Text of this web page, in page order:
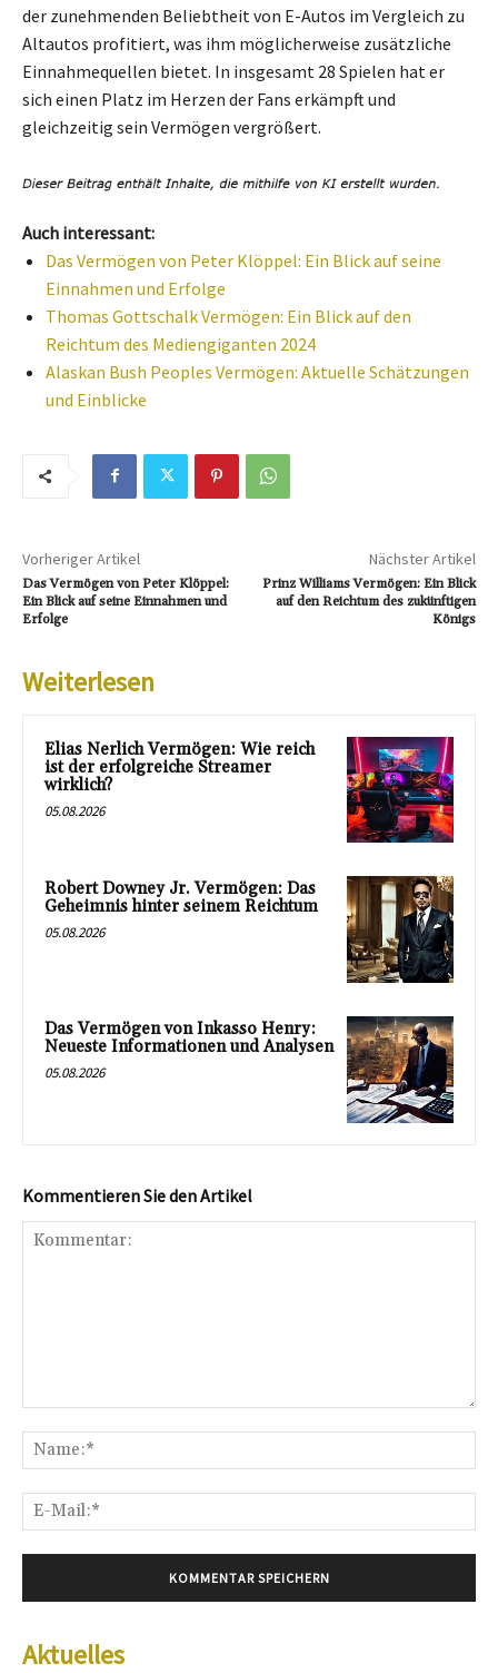
der zunehmenden Beliebtheit von E-Autos im Vergleich zu
Altautos profitiert, was ihm möglicherweise zusätzliche
Einnahmequellen bietet. In insgesamt 28 Spielen hat er
sich einen Platz im Herzen der Fans erkämpft und
gleichzeitig sein Vermögen vergrößert.
Auch interessant:
Das Vermögen von Peter Klöppel: Ein Blick auf seine
Einnahmen und Erfolge
Thomas Gottschalk Vermögen: Ein Blick auf den
Reichtum des Mediengiganten 2024
Alaskan Bush Peoples Vermögen: Aktuelle Schätzungen
und Einblicke
Vorheriger Artikel
Das Vermögen von Peter Klöppel:
Ein Blick auf seine Einnahmen und
Erfolge
Nächster Artikel
Prinz Williams Vermögen: Ein Blick
auf den Reichtum des zukünftigen
Königs
Weiterlesen
Elias Nerlich Vermögen: Wie reich
ist der erfolgreiche Streamer
wirklich?
05.08.2026
Robert Downey Jr. Vermögen: Das
Geheimnis hinter seinem Reichtum
05.08.2026
Das Vermögen von Inkasso Henry:
Neueste Informationen und Analysen
05.08.2026
Kommentieren Sie den Artikel
Aktuelles